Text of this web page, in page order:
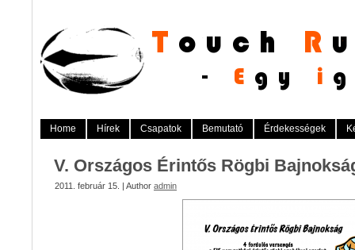
Home Hírek Csapatok Bemutató Érdekességek
V. Országos Érintős Rögbi
2011. február 15. | Author admin